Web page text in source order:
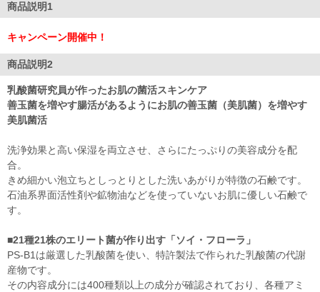
商品説明1
キャンペーン開催中！
商品説明2
乳酸菌研究員が作ったお肌の菌活スキンケア
善玉菌を増やす腸活があるようにお肌の善玉菌（美肌菌）を増やす
美肌菌活
洗浄効果と高い保湿を両立させ、さらにたっぷりの美容成分を配
合。
きめ細かい泡立ちとしっとりとした洗いあがりが特徴の石鹸です。
石油系界面活性剤や鉱物油などを使っていないお肌に優しい石鹸で
す。
■21種21株のエリート菌が作り出す「ソイ・フローラ」
PS-B1は厳選した乳酸菌を使い、特許製法で作られた乳酸菌の代謝
産物です。
その内容成分には400種類以上の成分が確認されており、各種アミ